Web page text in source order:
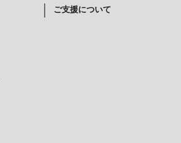
ご支援について